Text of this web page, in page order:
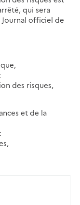
qui sera
officiel de
des risques,
et de la